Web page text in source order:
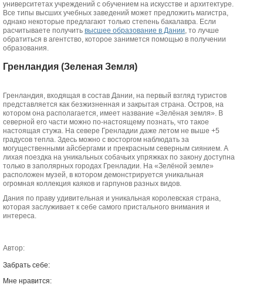
университетах учреждений с обучением на искусстве и архитектуре.
Все типы высших учебных заведений может предложить магистра,
однако некоторые предлагают только степень бакалавра. Если
расчитываете получить высшее образование в Дании, то лучше
обратиться в агентство, которое занимется помощью в получении
образования.
Гренландия (Зеленая Земля)
Гренландия, входящая в состав Дании, на первый взгляд туристов
представляется как безжизненная и закрытая страна. Остров, на
котором она располагается, имеет название «Зелёная земля». В
северной его части можно по-настоящему познать, что такое
настоящая стужа. На севере Гренладии даже летом не выше +5
градусов тепла. Здесь можно с восторгом наблюдать за
могущественными айсбергами и прекрасным северным сиянием. А
лихая поездка на уникальных собачьих упряжках по закону доступна
только в заполярных городах Гренладии. На «Зелёной земле»
расположен музей, в котором демонстрируется уникальная
огромная коллекция каяков и гарпунов разных видов.
Дания по праву удивительная и уникальная королевская страна,
которая заслуживает к себе самого пристального внимания и
интереса.
Автор:
Забрать себе:
Мне нравится: